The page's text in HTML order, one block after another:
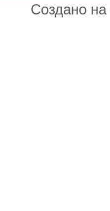
Создано на